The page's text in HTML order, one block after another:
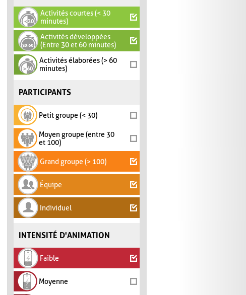
Activités courtes (< 30
minutes)
Activités développées
(Entre 30 et 60 minutes)
Activités élaborées (> 60
minutes)
PARTICIPANTS
Petit groupe (< 30)
Moyen groupe (entre 30
et 100)
Grand groupe (> 100)
Équipe
Individuel
INTENSITÉ D'ANIMATION
Faible
Moyenne